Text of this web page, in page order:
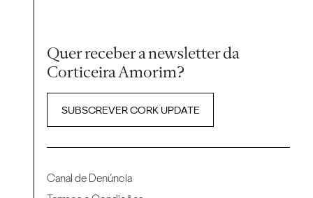
Quer receber a newsletter da
Corticeira Amorim?
SUBSCREVER CORK UPDATE
Canal de Denúncia